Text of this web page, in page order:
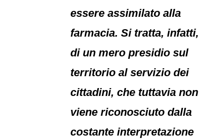
essere assimilato alla
farmacia. Si tratta, infatti,
di un mero presidio sul
territorio al servizio dei
cittadini, che tuttavia non
viene riconosciuto dalla
costante interpretazione